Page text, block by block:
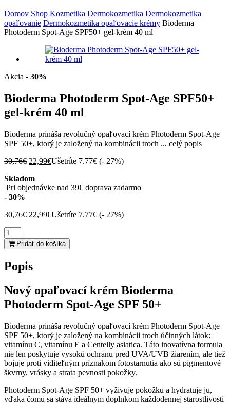
Domov Shop Kozmetika Dermokozmetika Dermokozmetika
opaľovanie Dermokozmetika opaľovacie krémy Bioderma
Photoderm Spot-Age SPF50+ gel-krém 40 ml
Akcia - 30%
Bioderma Photoderm Spot-Age SPF50+
gel-krém 40 ml
Bioderma prináša revolučný opaľovací krém Photoderm Spot-Age
SPF 50+, ktorý je založený na kombinácii troch ... celý popis
30,76€ Pôvodná
bola:
30,76€.
22,99€Aktuálna
22,99€.
Ušetríte 7.77€ (- 27%)
Skladom
Pri objednávke nad 39€ doprava zadarmo
- 30%
30,76€ Pôvodná
30,76€.
22,99€Aktuálna
22,99€.
Ušetríte 7.77€ (- 27%)
množstvo
Bioderma
Photoderm
Age
gel-
krém
40
Pridať do košíka
Popis
Nový opaľovací krém Bioderma
Photoderm Spot-Age SPF 50+
Bioderma prináša revolučný opaľovací krém Photoderm Spot-Age
SPF 50+, ktorý je založený na kombinácii troch účinných látok:
vitamínu C, vitamínu E a Centelly asiatica. Táto inovatívna formula
nie len poskytuje vysokú ochranu pred UVA/UVB žiarením, ale tiež
bojuje proti viditeľným príznakom fotostarnutia ako sú pigmentové
škvrny, vrásky a strata pevnosti pokožky.
Photoderm Spot-Age SPF 50+ vyživuje pokožku a hydratuje ju,
vďaka čomu sa stáva ideálnym doplnkom každodennej starostlivosti